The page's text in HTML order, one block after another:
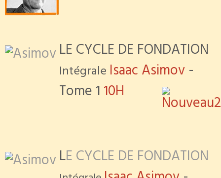
LE CYCLE DE FONDATION
IntégraleIsaac Asimov-
Tome 110H
LE CYCLE DE FONDATION